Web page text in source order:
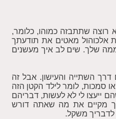
רוצה שתתבזה כמוהו, כלומר,
אלכוהול מאטים את תודעתך
שלך. שים לב איך מעשנים
דרך השתייה והעישון. אבל זה
סמכות, לומר לילד הקטן הזה
ייעצו לי לא לעשות, דבריהם
מקיים את מה שאתה דורש
משקל.